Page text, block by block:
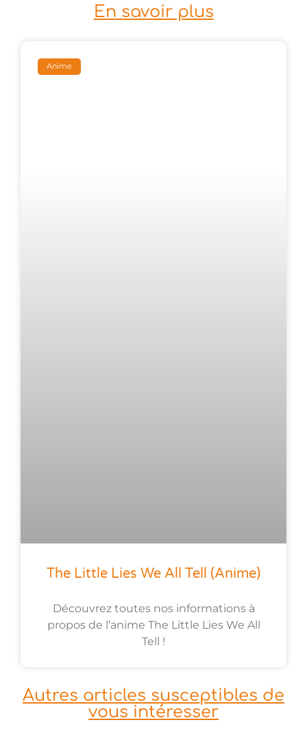
En savoir plus
Anime
The Little Lies We All Tell (anime)
Découvrez toutes nos informations à
propos de l’anime The Little Lies We All
Tell !
Autres articles susceptibles de
vous intéresser